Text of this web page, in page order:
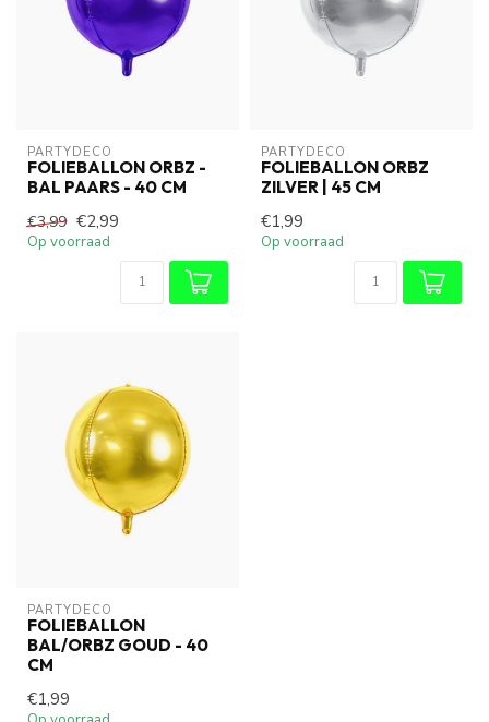
PARTYDECO
FOLIEBALLON ORBZ -
BAL PAARS - 40 CM
€3,99 €2,99
Op voorraad
PARTYDECO
FOLIEBALLON ORBZ
ZILVER | 45 CM
€1,99
Op voorraad
PARTYDECO
FOLIEBALLON
BAL/ORBZ GOUD - 40
CM
€1,99